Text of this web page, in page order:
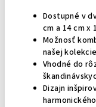
Dostupné v
cm a 14 cm x
Možnosť
našej kolekcie
Vhodné do
Dizajn